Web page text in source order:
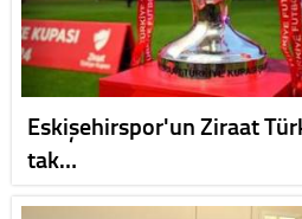
Eskişehirspor'un Ziraat
tak…